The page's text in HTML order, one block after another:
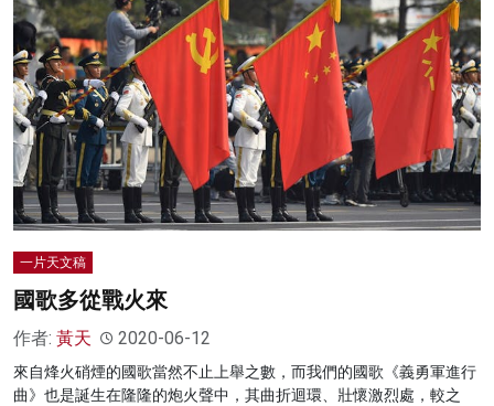
一片天文稿
國歌多從戰火來
作者: 黃天 2020-06-12
來自烽火硝煙的國歌當然不止上舉之數，而我們的國歌《義勇軍進行
曲》也是誕生在隆隆的炮火聲中，其曲折迴環、壯懷激烈處，較之